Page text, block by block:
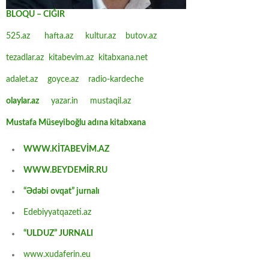
BLOQU – CIĞIR
525.az hafta.az kultur.az butov.az
tezadlar.az kitabevim.az kitabxana.net
adalet.az goyce.az radio-kardeche
olaylar.az yazar.in mustaqil.az
Mustafa Müseyiboğlu adına kitabxana
WWW.KİTABEVİM.AZ
WWW.BEYDEMİR.RU
“Ədəbi ovqat” jurnalı
Edebiyyatqazeti.az
“ULDUZ” JURNALI
www.xudaferin.eu